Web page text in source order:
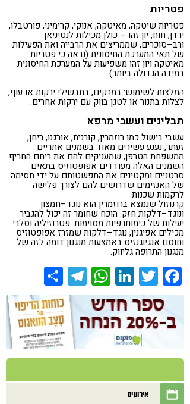
פטריות
פטריות שיטקה, מאיטקה, אנוקי, קרימיני, פורטבלו,
ירדן, חוח, יון זהו – כולן מכילות לנטיניאן
ורב–סוכרים, שממריצים את הרבייה ואת הפעילות
של תאי המערכת החיסונית (נראה כי פטריות
מאיטקה ויון זהו משפיעות על המערכת החיסונית
במידה הגדולה ביותר).
המלצות לשימוש: במרקים, בתבשילי ירקות או עוף,
לצלות בתנור או לטגן בווק עם ירקות אחרים.
תבלינים ועשבי מרפא
עשבי בישול כמו רוזמרין, קורנית, אורגנו, ריחן,
זעתר, נענע עשירים מאוד בשמנים אתריים
ממשפחת הטרפן, שמעניקים להם את ריחם החריף.
השמנים האלה מעודדים אפופטוזיס בתאים
סרטניים ומקטינים את התפשטותם על ידי חסימה
של האנזימים שדרושים להם לצורך פלישה
לרקמות שכנות.
קרנוזול שנמצא ברוזמרין הוא נוגד–חמצון
ונוגד–דלקות חזק. הוכח שחומר זה יכול להגביר
יעילות של כימותרפיות מסוימות. פטרוזיליה וסלרי
מכילים אפיגנין, נוגד–דלקות שמזרז אפופטוזיס
וחוסם אנגיוגנזיס באמצעות מנגנון דומה לזה של
מנגנון התרופה גליווק.
Facebook
Twitter
LinkedIn
WhatsApp
Telegram
אירועים